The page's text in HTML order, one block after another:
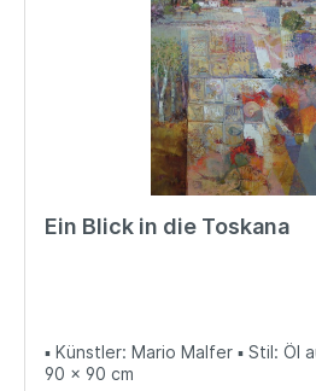
Ein Blick in die Toskana
▪ Künstler: Mario Malfer ▪ Stil: Öl
90 x 90 cm